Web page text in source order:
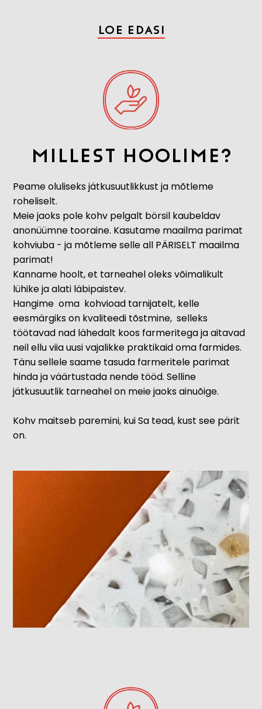
Loe edasi
Millest hoolime?
Peame oluliseks jätkusuutlikkust ja mõtleme
roheliselt.
Meie jaoks pole kohv pelgalt börsil kaubeldav
anonüümne tooraine. Kasutame maailma parimat
kohviuba - ja mõtleme selle all PÄRISELT maailma
parimat!
Kanname hoolt, et tarneahel oleks võimalikult
lühike ja alati läbipaistev.
Hangime oma kohvioad tarnijatelt, kelle
eesmärgiks on kvaliteedi tõstmine, selleks
töötavad nad lähedalt koos farmeritega ja aitavad
neil ellu viia uusi vajalikke praktikaid oma farmides.
Tänu sellele saame tasuda farmeritele parimat
hinda ja väärtustada nende tööd. Selline
jätkusuutlik tarneahel on meie jaoks ainuõige.
Kohv maitseb paremini, kui Sa tead, kust see pärit
on.